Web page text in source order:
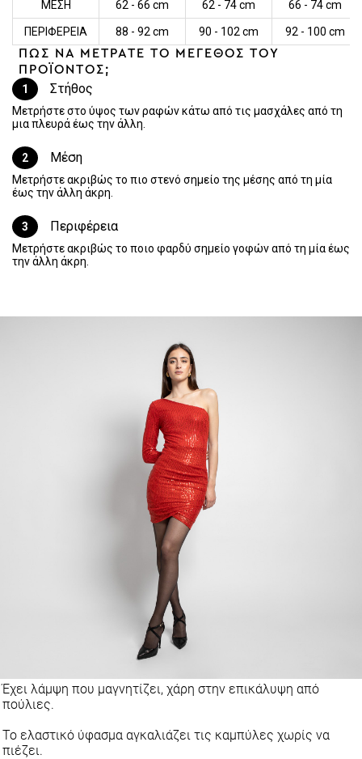
ΜΕΣΗ 62 - 66 cm 62 - 74 cm 66 - 74 cm
ΠΕΡΙΦΕΡΕΙΑ 88 - 92 cm 90 - 102 cm
92 - 100 cm
ΠΩΣ ΝΑ ΜΕΤΡΑΤΕ ΤΟ ΜΕΓΕΘΟΣ ΤΟΥ
ΠΡΟΪΟΝΤΟΣ;
1
Στήθος
Μετρήστε στο ύψος των ραφών κάτω από τις μασχάλες από τη
μια πλευρά έως την άλλη.
2 Μέση
Μετρήστε ακριβώς το πιο στενό σημείο της μέσης από τη μία
έως την άλλη άκρη.
3 Περιφέρεια
Μετρήστε ακριβώς το ποιο φαρδύ σημείο γοφών από τη μία έως
την άλλη άκρη.
Έχει λάμψη που μαγνητίζει, χάρη στην επικάλυψη από
πούλιες.
Το ελαστικό ύφασμα αγκαλιάζει τις καμπύλες χωρίς να
πιέζει.